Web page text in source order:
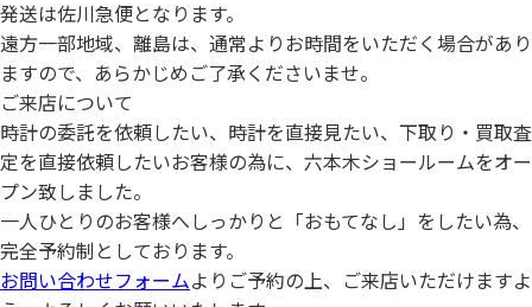
発送は佐川急便となります。
遠方一部地域、離島は、通常よりお時間をいただく場合があり
ますので、あらかじめご了承くださいませ。
ご来店について
時計の委託を依頼したい、時計を直接見たい、下取り・買取査
定を直接依頼したいお客様の為に、六本木ショールームをオー
プン致しました。
一人ひとりのお客様へしっかりと「おもてなし」をしたい為、
完全予約制としております。
お問い合わせフォームよりご予約の上、ご来店いただけますよ